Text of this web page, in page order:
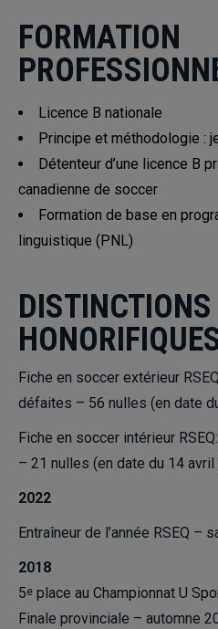
FORMATION
Licence B nationale
Principe et méthodologie :
Détenteur d’une licence B
canadienne de soccer
Formation de base en
linguistique (PNL)
DISTINCTIONS
Fiche en soccer extérieur
défaites – 56 nulles (en date
Fiche en soccer intérieur
– 21 nulles (en date du 14 avril
2022
Entraîneur de l’année RSEQ –
2018
5e place au Championnat U
Finale provinciale – automne